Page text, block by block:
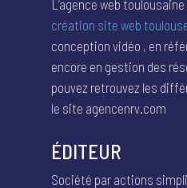
L’agence web
création site web
conception vidéo , en
encore en gestion des
pouvez retrouvez les
le site agencenrv.com
ÉDITEUR
Société par actions